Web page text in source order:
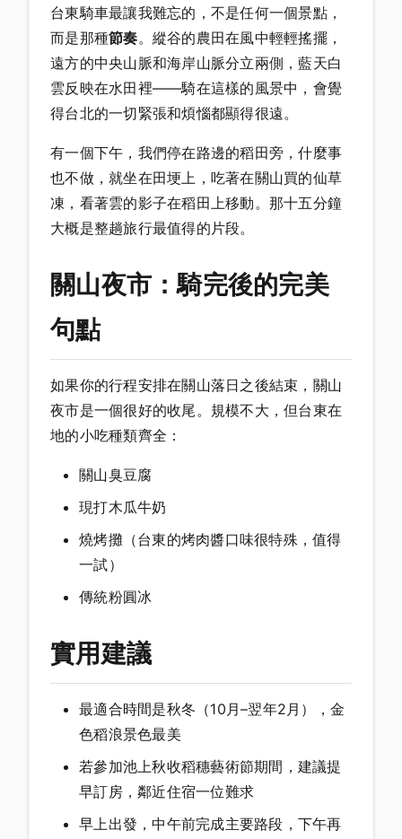
台東騎車最讓我難忘的，不是任何一個景點，
而是那種節奏。縱谷的農田在風中輕輕搖擺，
遠方的中央山脈和海岸山脈分立兩側，藍天白
雲反映在水田裡——騎在這樣的風景中，會覺
得台北的一切緊張和煩惱都顯得很遠。
有一個下午，我們停在路邊的稻田旁，什麼事
也不做，就坐在田埂上，吃著在關山買的仙草
凍，看著雲的影子在稻田上移動。那十五分鐘
大概是整趟旅行最值得的片段。
關山夜市：騎完後的完美
句點
如果你的行程安排在關山落日之後結束，關山
夜市是一個很好的收尾。規模不大，但台東在
地的小吃種類齊全：
關山臭豆腐
現打木瓜牛奶
燒烤攤（台東的烤肉醬口味很特殊，值得
一試）
傳統粉圓冰
實用建議
最適合時間是秋冬（10月–翌年2月），金
色稻浪景色最美
若參加池上秋收稻穗藝術節期間，建議提
早訂房，鄰近住宿一位難求
早上出發，中午前完成主要路段，下午再